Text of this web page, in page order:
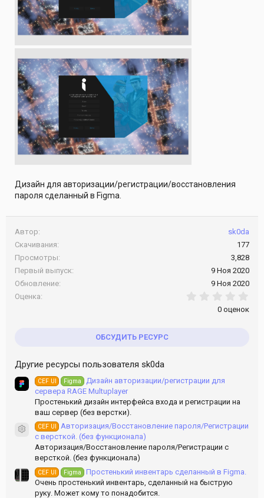
Дизайн для авторизации/регистрации/восстановления
пароля сделанный в Figma.
Автор
sk0da
Скачивания
177
Просмотры
3,828
Первый выпуск
9 Ноя 2020
Обновление
9 Ноя 2020
Оценка
0 оценок
ОБСУДИТЬ РЕСУРС
Другие ресурсы пользователя sk0da
CEF UI Figma Дизайн авторизации/регистрации для
сервера RAGE Multuplayer
Простенький дизайн интерфейса входа и регистрации на
ваш сервер (без верстки).
Иконка ресурса
CEF UI
Авторизация/Восстановление пароля/Регистрации
с версткой. (без функционала)
Авторизация/Восстановление пароля/Регистрации с
версткой. (без функционала)
CEF UI Figma Простенький инвентарь сделанный в Figma.
Очень простенький инвентарь, сделанный на быструю
руку. Может кому то понадобится.